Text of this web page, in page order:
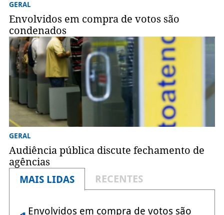
GERAL
Envolvidos em compra de votos são
condenados
GERAL
Audiência pública discute fechamento de
agências
MAIS LIDAS
RECENTES
Envolvidos em compra de votos são